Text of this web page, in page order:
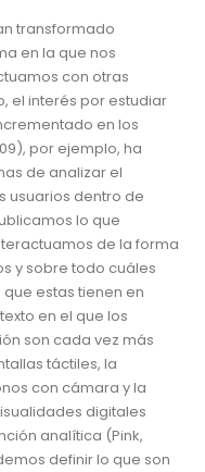
transformado
en la que nos
con otras
el interés por estudiar
en los
por ejemplo, ha
de analizar el
usuarios dentro de
lo que
de la forma
y sobre todo cuáles
estas tienen en
en el que los
son cada vez más
táctiles, la
con cámara y la
digitales
analítica (Pink,
definir lo que son